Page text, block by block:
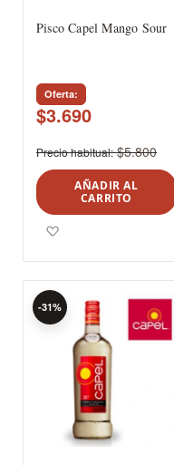
Pisco Capel Mango Sour
Oferta
$3.690
Precio habitual $5.800
AÑADIR AL
CARRITO
-31%